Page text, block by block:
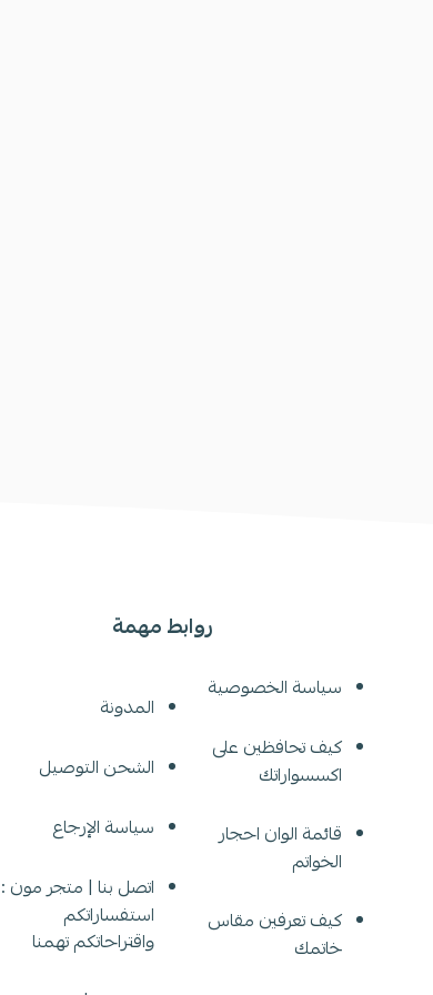
روابط مهمة
سياسة الخصوصية
كيف تحافظين على
اكسسواراتك
قائمة الوان احجار
الخواتم
كيف تعرفين مقاس
خاتمك
المدونة
الشحن التوصيل
سياسة الإرجاع
اتصل بنا | متجر مون :
استفساراتكم
واقتراحاتكم تهمنا